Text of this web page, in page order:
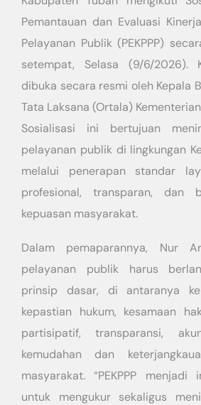
Pemantauan dan Evaluasi
Pelayanan Publik (PEKPPP)
setempat, Selasa (9/6/2026).
dibuka secara resmi oleh Kepala
Tata Laksana (Ortala)
Sosialisasi ini bertujuan
pelayanan publik di lingkungan
melalui penerapan standar
profesional, transparan, dan
kepuasan masyarakat.
Dalam pemaparannya, Nur
pelayanan publik harus
prinsip dasar, di antaranya
kepastian hukum, kesamaan
partisipatif, transparansi,
kemudahan dan
masyarakat. “PEKPPP menjadi
untuk mengukur sekaligus